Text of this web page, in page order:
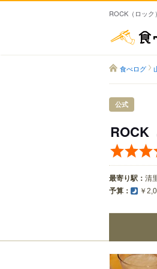
ROCK（ロック
食べログ
公式
ROCK
最寄り駅： 清
予算： ￥